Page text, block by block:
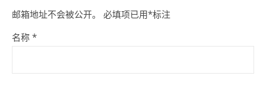
邮箱地址不会被公开。 必填项已用*标注
名称 *